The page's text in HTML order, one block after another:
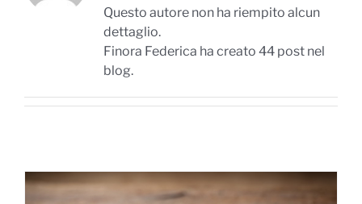
Questo autore non ha riempito alcun
dettaglio.
Finora Federica ha creato 44 post nel
blog.